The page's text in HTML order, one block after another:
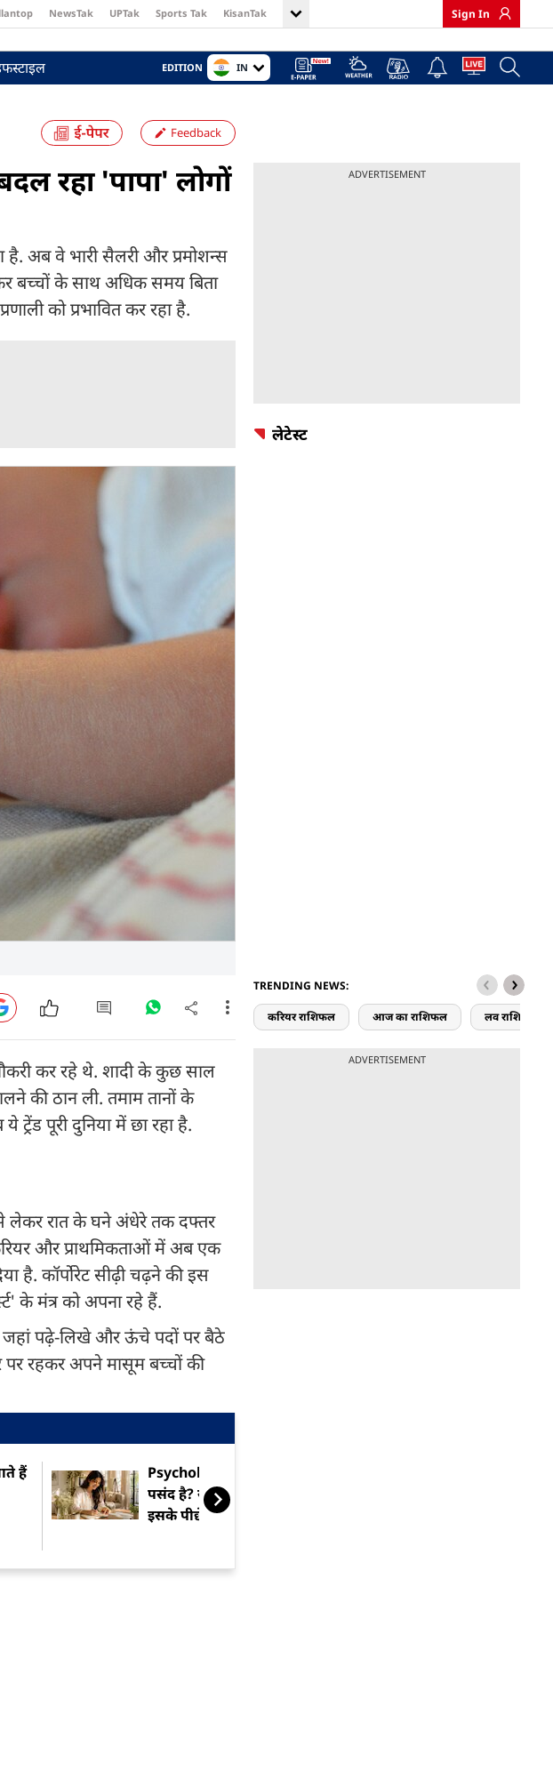
NewsTak UPTak Sports Tak KisanTak Sign In
EDITION IN
Feedback
रहा 'पापा' लोगों
अब वे भारी सैलरी और प्रमोशन्स
बच्चों के साथ अधिक समय बिता
को प्रभावित कर रहा है.
कर रहे थे. शादी के कुछ साल
की ठान ली. तमाम तानों के
पूरी दुन‍िया में छा रहा है.
लेकर रात के घने अंधेरे तक दफ्तर
और प्राथमिकताओं में अब एक
है. कॉर्पोरेट सीढ़ी चढ़ने की इस
के मंत्र को अपना रहे हैं.
है, जहां पढ़े-लिखे और ऊंचे पदों पर बैठे
पर रहकर अपने मासूम बच्चों की
हैं
Psychology Facts: घर में रहना
पसंद है? साइकोलॉजी बताती है
इसके पीछे छिपी है खास वजह
ADVERTISEMENT
लेटेस्ट
TRENDING NEWS:
करियर राशिफल आज का राशिफल लव राशिफल
ADVERTISEMENT